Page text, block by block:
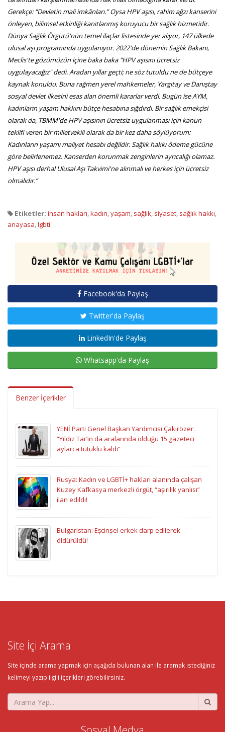
Gerekçe: "Devletin mali imkânları.” Oysa HPV aşısı, rahim ağzı kanserini
önleyen, bilimsel etkinliği kanıtlanmış koruyucu bir sağlık hizmetidir.
Dünya Sağlık Örgütü'nün temel ilaçlar listesinde yer alıyor, 147 ülkede
ulusal aşı programında uygulanıyor. 2022'de dönemin Sağlık Bakanı,
Meclis'te gözümüzün içine baka baka "HPV aşısını ücretsiz
uygulayacağız" dedi. Aradan yıllar geçti; ne söz tutuldu ne de bütçeye
kaynak konuldu. Buna rağmen yerel mahkemeler, Yargıtay ve Danıştay
sosyal devlet ilkesini esas alan önemli kararlar verdi. Bugün ise AYM,
kadınların yaşam hakkını bütçe hesabına sığdırdı. Bir sağlık emekçisi
olarak da, TBMM'de HPV aşısının ücretsiz uygulanması için kanun
teklifi veren bir milletvekili olarak da bir kez daha söylüyorum:
Kadınların yaşamı maliyet hesabı değildir. Sağlık hakkı ödeme gücüne
göre belirlenemez. Kanserden korunmak zenginlerin ayrıcalığı olamaz.
HPV aşısı derhal Ulusal Aşı Takvimi'ne alınmalı ve herkes için ücretsiz
olmalıdır.”
Etiketler: insan hakları,kadın,yaşam, sağlık, siyaset, sağlık hakkı,
anayasa,lgbti
Facebook'da Paylaş
Twitter'da Paylaş
LinkedIn'de Paylaş
Whatsapp'da Paylaş
Benzer İçerikler
YENİ Parti Genel Başkan Yardımcısı Çakırözer:
“Yıldız Tar’ın da aralarında olduğu 15 gazeteci
aylarca tutuklu kaldı”
Rusya: Kadın ve LGBTİ+ hakları alanında çalışan
Kuzey Kafkasya merkezli örgüt, “aşırılık yanlısı”
ilan edildi!
Bulgaristan: Eşcinsel erkek darp edilerek
öldürüldü!
Site İçi Arama
Site içinde arama yapmak için aşağıda bulunan alan ile aramak istediğiniz
kelimeyi yazıp ilgili içerikleri görebilirsiniz.